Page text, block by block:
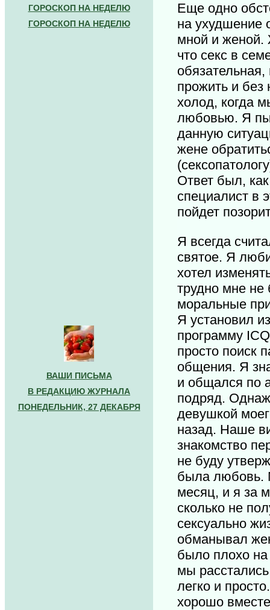
ГОРОСКОП НА НЕДЕЛЮ
ГОРОСКОП НА НЕДЕЛЮ
ВАШИ ПИСЬМА
В РЕДАКЦИЮ ЖУРНАЛА
ПОНЕДЕЛЬНИК, 27 ДЕКАБРЯ
Еще одно
на ухудшение
мной и женой.
что секс в
прожить и без
холод, когда
любовью. Я
данную
жене
Ответ был,
специалист в
пойдет
Я всегда
святое. Я
хотел
трудно мне
моральные
Я установил
программу
просто поиск
общения. Я
и общался по
подряд.
девушкой
назад. Наше
знакомство
не буду
была любовь.
месяц, и я за
сколько не
сексуально
обманывал
было плохо
мы
легко и
хорошо